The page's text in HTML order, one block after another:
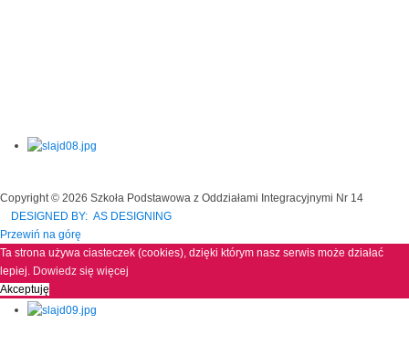
Copyright © 2026 Szkoła Podstawowa z Oddziałami Integracyjnymi Nr 14
DESIGNED BY: AS DESIGNING
Przewiń na górę
Ta strona używa ciasteczek (cookies), dzięki którym nasz serwis może działać
lepiej. Dowiedz się więcej
Akceptuję